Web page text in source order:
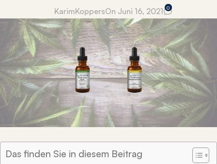
KarimKoppersOn Juni 16, 2021 0
Das finden Sie in diesem Beitrag